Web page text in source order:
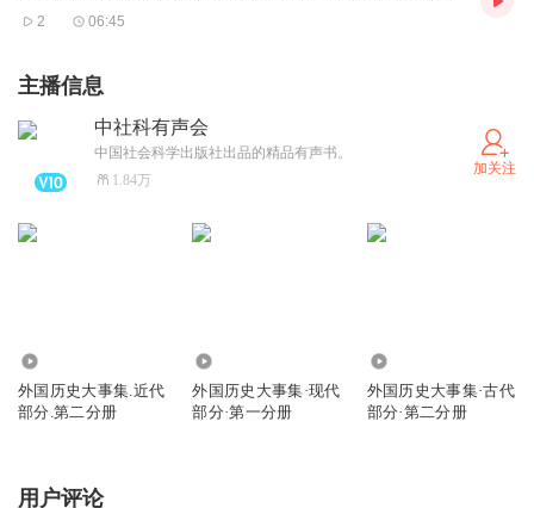
2 06:45
主播信息
中社科有声会
中国社会科学出版社出品的精品有声书。
1.84万
加关注
外国历史大事集.近代
部分.第二分册
外国历史大事集·现代
部分·第一分册
外国历史大事集·古代
部分·第二分册
用户评论